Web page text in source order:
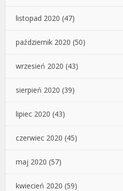
listopad 2020 (47)
październik 2020 (50)
wrzesień 2020 (43)
sierpień 2020 (39)
lipiec 2020 (43)
czerwiec 2020 (45)
maj 2020 (57)
kwiecień 2020 (59)